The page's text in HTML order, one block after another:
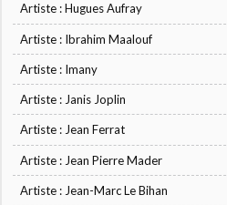
Artiste : Hugues Aufray
Artiste : Ibrahim Maalouf
Artiste : Imany
Artiste : Janis Joplin
Artiste : Jean Ferrat
Artiste : Jean Pierre Mader
Artiste : Jean-Marc Le Bihan